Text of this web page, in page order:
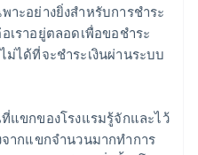
าะอย่างยิ่งสำหรับการชำระ
เราอยู่ตลอดเพื่อขอชำระ
ม่ได้ที่จะชำระเงินผ่านระบบ
ที่แขกของโรงแรมรู้จักและไว้
จากแขกจำนวนมากทำการ